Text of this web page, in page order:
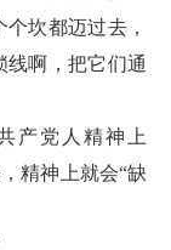
坎都迈过去，
线啊，把它们通
产党人精神上
精神上就会“缺